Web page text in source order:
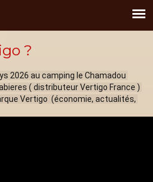
?
2026 au camping le Chamadou
( distributeur Vertigo France )
Vertigo  (économie, actualités,